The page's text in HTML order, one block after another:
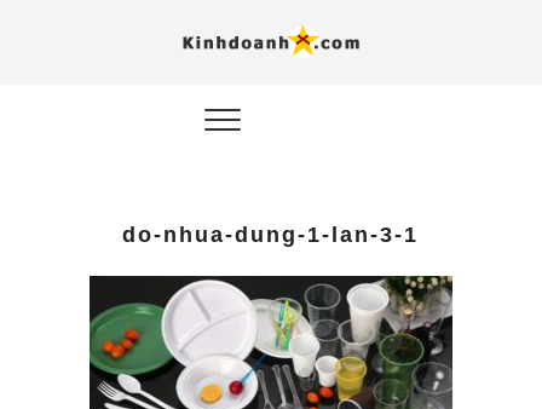
do-nhua-dung-1-lan-3-1